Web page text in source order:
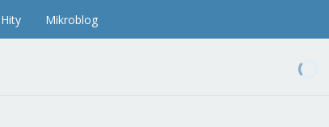
Hity Mikroblog